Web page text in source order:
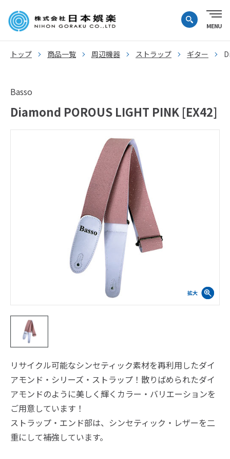
トップ 商品一覧 周辺機器 ストラップ ギター
Basso
Diamond POROUS LIGHT PINK [EX42]
リサイクル可能なシンセティック素材を再利用したダイ
アモンド・シリーズ・ストラップ！散りばめられたダイ
アモンドのように美しく輝くカラー・バリエーションを
ご用意しています！
ストラップ・エンド部は、シンセティック・レザーを二
重にして補強しています。